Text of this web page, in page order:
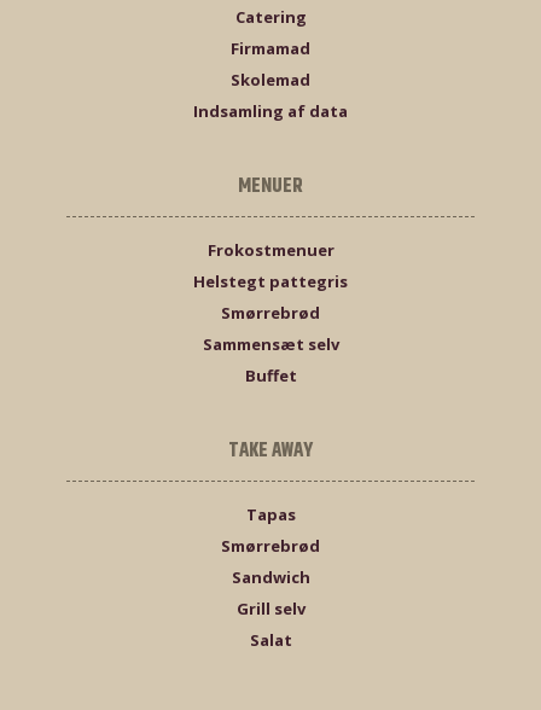
Catering
Firmamad
Skolemad
Indsamling af data
MENUER
Frokostmenuer
Helstegt pattegris
Smørrebrød
Sammensæt selv
Buffet
TAKE AWAY
Tapas
Smørrebrød
Sandwich
Grill selv
Salat